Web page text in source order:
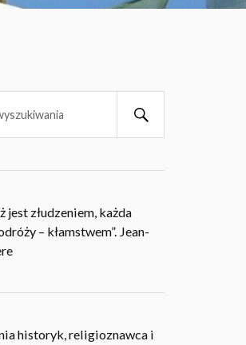
jest złudzeniem, każda
– kłamstwem”. Jean-
historyk, religioznawca i